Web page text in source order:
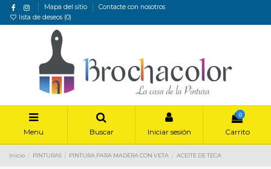
Mapa del sitio
Contacte con nosotros
lista de deseos (0)
Menu Buscar Iniciar sesión
0
Carrito
Inicio PINTURAS PINTURA PARA MADERA CON VETA ACEITE DE TECA